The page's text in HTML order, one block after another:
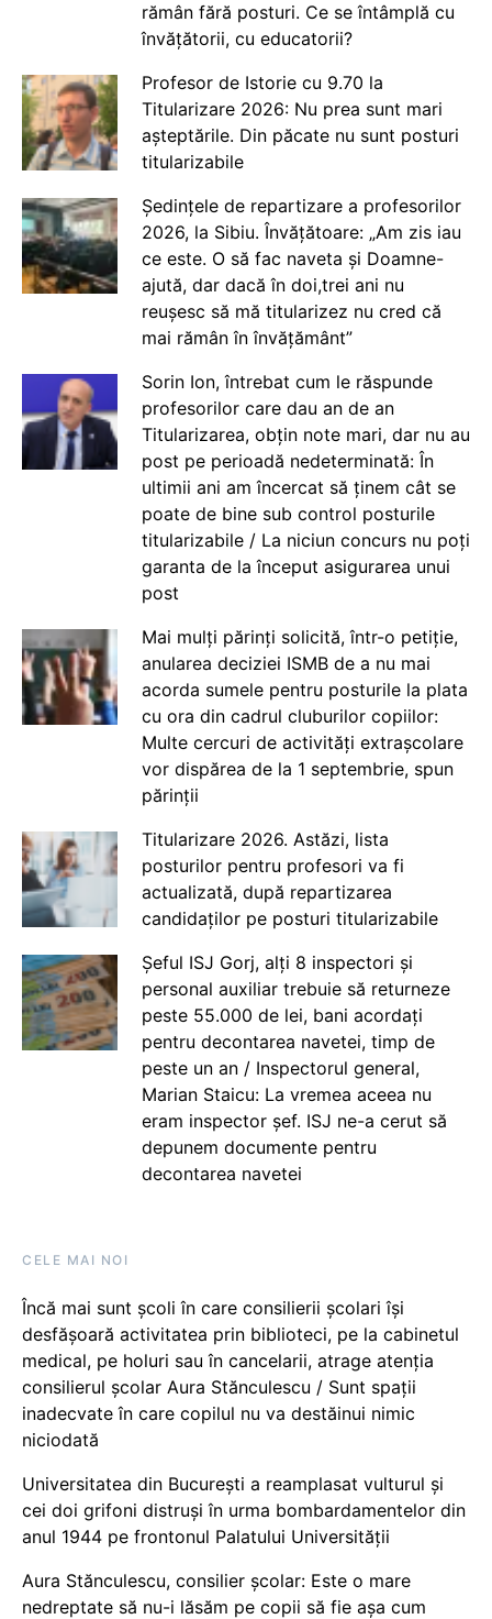
rămân fără posturi. Ce se întâmplă cu
învățătorii, cu educatorii?
Profesor de Istorie cu 9.70 la
Titularizare 2026: Nu prea sunt mari
așteptările. Din păcate nu sunt posturi
titularizabile
Ședințele de repartizare a profesorilor
2026, la Sibiu. Învățătoare: „Am zis iau
ce este. O să fac naveta și Doamne-
ajută, dar dacă în doi,trei ani nu
reușesc să mă titularizez nu cred că
mai rămân în învățământ”
Sorin Ion, întrebat cum le răspunde
profesorilor care dau an de an
Titularizarea, obțin note mari, dar nu au
post pe perioadă nedeterminată: În
ultimii ani am încercat să ținem cât se
poate de bine sub control posturile
titularizabile / La niciun concurs nu poți
garanta de la început asigurarea unui
post
Mai mulți părinți solicită, într-o petiție,
anularea deciziei ISMB de a nu mai
acorda sumele pentru posturile la plata
cu ora din cadrul cluburilor copiilor:
Multe cercuri de activități extrașcolare
vor dispărea de la 1 septembrie, spun
părinții
Titularizare 2026. Astăzi, lista
posturilor pentru profesori va fi
actualizată, după repartizarea
candidaților pe posturi titularizabile
Șeful ISJ Gorj, alți 8 inspectori și
personal auxiliar trebuie să returneze
peste 55.000 de lei, bani acordați
pentru decontarea navetei, timp de
peste un an / Inspectorul general,
Marian Staicu: La vremea aceea nu
eram inspector șef. ISJ ne-a cerut să
depunem documente pentru
decontarea navetei
CELE MAI NOI
Încă mai sunt școli în care consilierii școlari își
desfășoară activitatea prin biblioteci, pe la cabinetul
medical, pe holuri sau în cancelarii, atrage atenția
consilierul școlar Aura Stănculescu / Sunt spații
inadecvate în care copilul nu va destăinui nimic
niciodată
Universitatea din București a reamplasat vulturul și
cei doi grifoni distruși în urma bombardamentelor din
anul 1944 pe frontonul Palatului Universității
Aura Stănculescu, consilier școlar: Este o mare
nedreptate să nu-i lăsăm pe copii să fie așa cum